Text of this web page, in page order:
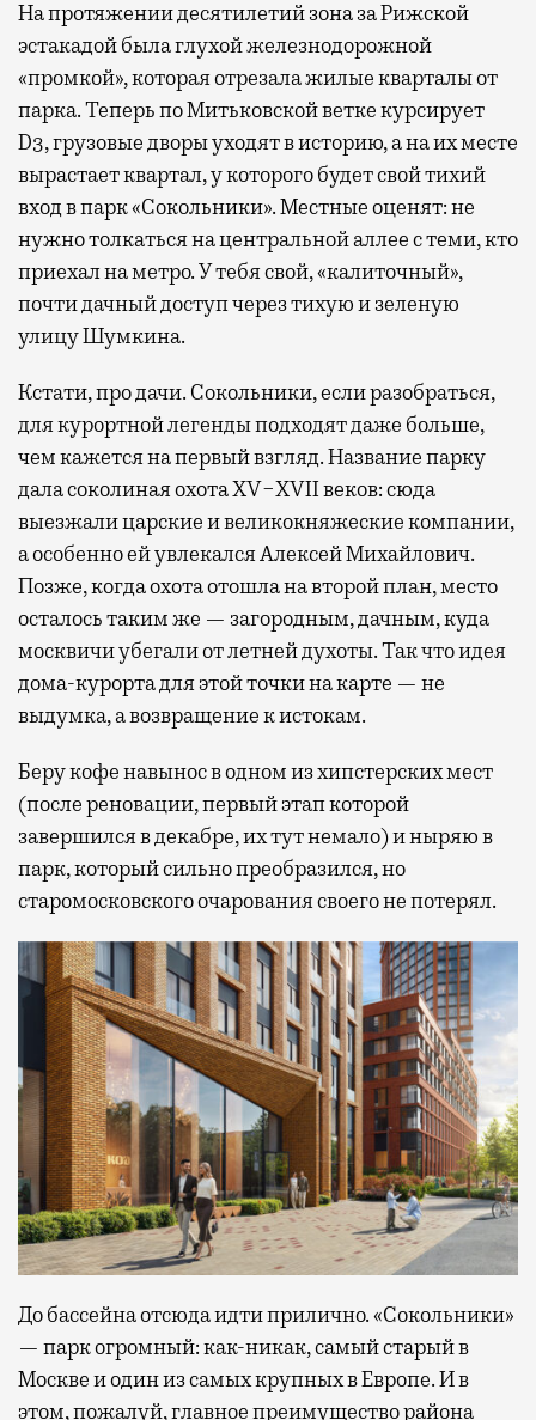
На протяжении десятилетий зона за Рижской
эстакадой была глухой железнодорожной
«промкой», которая отрезала жилые кварталы от
парка. Теперь по Митьковской ветке курсирует
D3, грузовые дворы уходят в историю, а на их месте
вырастает квартал, у которого будет свой тихий
вход в парк «Сокольники». Местные оценят: не
нужно толкаться на центральной аллее с теми, кто
приехал на метро. У тебя свой, «калиточный»,
почти дачный доступ через тихую и зеленую
улицу Шумкина.
Кстати, про дачи. Сокольники, если разобраться,
для курортной легенды подходят даже больше,
чем кажется на первый взгляд. Название парку
дала соколиная охота XV−XVII веков: сюда
выезжали царские и великокняжеские компании,
а особенно ей увлекался Алексей Михайлович.
Позже, когда охота отошла на второй план, место
осталось таким же — загородным, дачным, куда
москвичи убегали от летней духоты. Так что идея
дома-курорта для этой точки на карте — не
выдумка, а возвращение к истокам.
Беру кофе навынос в одном из хипстерских мест
(после реновации, первый этап которой
завершился в декабре, их тут немало) и ныряю в
парк, который сильно преобразился, но
старомосковского очарования своего не потерял.
До бассейна отсюда идти прилично. «Сокольники»
— парк огромный: как-никак, самый старый в
Москве и один из самых крупных в Европе. И в
этом, пожалуй, главное преимущество района